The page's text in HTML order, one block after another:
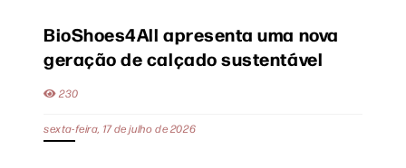
BioShoes4All apresenta uma nova
geração de calçado sustentável
230
sexta-feira, 17 de julho de 2026